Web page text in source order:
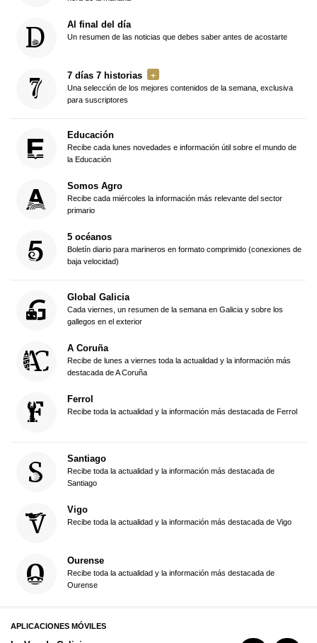
Al final del día
Un resumen de las noticias que debes saber antes de acostarte
7 días 7 historias
Una selección de los mejores contenidos de la semana, exclusiva
para suscriptores
Educación
Recibe cada lunes novedades e información útil sobre el mundo de
la Educación
Somos Agro
Recibe cada miércoles la información más relevante del sector
primario
5 océanos
Boletín diario para marineros en formato comprimido (conexiones de
baja velocidad)
Global Galicia
Cada viernes, un resumen de la semana en Galicia y sobre los
gallegos en el exterior
A Coruña
Recibe de lunes a viernes toda la actualidad y la información más
destacada de A Coruña
Ferrol
Recibe toda la actualidad y la información más destacada de Ferrol
Santiago
Recibe toda la actualidad y la información más destacada de
Santiago
Vigo
Recibe toda la actualidad y la información más destacada de Vigo
Ourense
Recibe toda la actualidad y la información más destacada de
Ourense
APLICACIONES MÓVILES